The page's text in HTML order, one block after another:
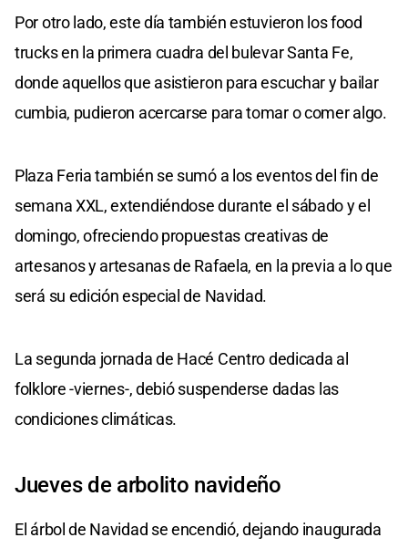
Por otro lado, este día también estuvieron los food
trucks en la primera cuadra del bulevar Santa Fe,
donde aquellos que asistieron para escuchar y bailar
cumbia, pudieron acercarse para tomar o comer algo.
Plaza Feria también se sumó a los eventos del fin de
semana XXL, extendiéndose durante el sábado y el
domingo, ofreciendo propuestas creativas de
artesanos y artesanas de Rafaela, en la previa a lo que
será su edición especial de Navidad.
La segunda jornada de Hacé Centro dedicada al
folklore -viernes-, debió suspenderse dadas las
condiciones climáticas.
Jueves de arbolito navideño
El árbol de Navidad se encendió, dejando inaugurada